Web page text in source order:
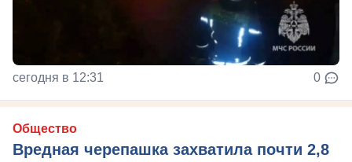
сегодня в 12:31 0
Общество
Вредная черепашка захватила почти 2,8